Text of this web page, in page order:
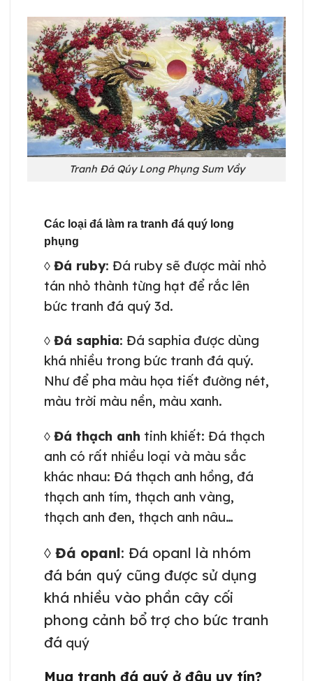
Tranh Đá Qúy Long Phụng Sum Vầy
Các loại đá làm ra tranh đá quý long
phụng
◊ Đá ruby: Đá ruby sẽ được mài nhỏ
tán nhỏ thành từng hạt để rắc lên
bức tranh đá quý 3d.
◊ Đá saphia: Đá saphia được dùng
khá nhiều trong bức tranh đá quý.
Như để pha màu họa tiết đường nét,
màu trời màu nền, màu xanh.
◊ Đá thạch anh tinh khiết: Đá thạch
anh có rất nhiều loại và màu sắc
khác nhau: Đá thạch anh hồng, đá
thạch anh tím, thạch anh vàng,
thạch anh đen, thạch anh nâu…
◊ Đá opanl: Đá opanl là nhóm
đá bán quý cũng được sử dụng
khá nhiều vào phần cây cối
phong cảnh bổ trợ cho bức tranh
đá quý
Mua tranh đá quý ở đâu uy tín?